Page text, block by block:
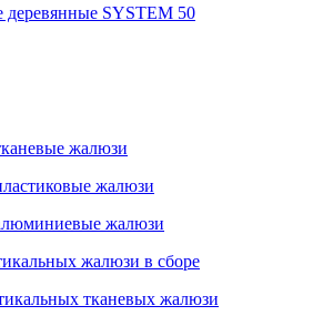
деревянные SYSTEM 50
жалюзи
жалюзи
жалюзи
жалюзи в сборе
тканевых жалюзи